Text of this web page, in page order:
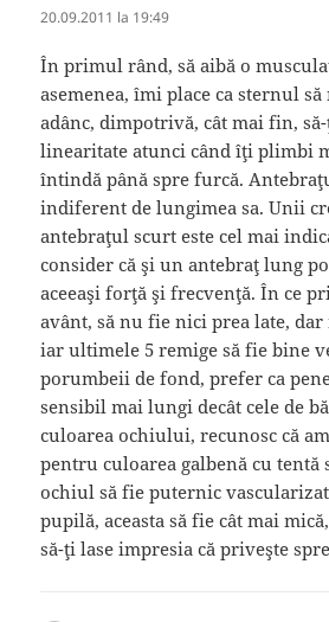
20.09.2011 la 19:49
În primul rând, să aibă o
asemenea, îmi place ca sternul
adânc, dimpotrivă, cât mai fin,
linearitate atunci când îţi plimbi
întindă până spre furcă.
indiferent de lungimea sa. Unii
antebraţul scurt este cel mai
consider că şi un antebraţ lung
aceeaşi forţă şi frecvenţă. În ce
avânt, să nu fie nici prea late,
iar ultimele 5 remige să fie bine
porumbeii de fond, prefer ca
sensibil mai lungi decât cele de
culoarea ochiului, recunosc că
pentru culoarea galbenă cu tentă
ochiul să fie puternic
pupilă, aceasta să fie cât mai
să-ţi lase impresia că priveşte